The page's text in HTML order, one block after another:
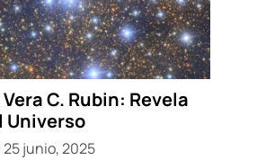
C. Rubin: Revela
Universo
25 junio, 2025